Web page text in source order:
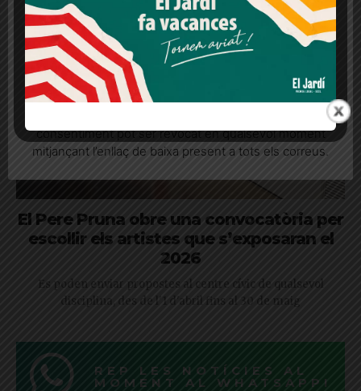
El Pere Pruna obre una convocatòria per
escollir els artistes que s’exposaran el
2026
Es poden enviar propostes al centre cívic de qualsevol
disciplina, des de l'1 d'abril fins al 30 de maig
REP LES NOTÍCIES AL
MOMENT AL WHATSAPP!
Més informació Acceptar Rebutjar tot
Quan l’usuari crea un compte al Diari el Jardí, dona el
seu consentiment explícit per rebre comunicacions
consentiment pot ser revocat en qualsevol moment
mitjançant l’enllaç de baixa present a tots els correus.